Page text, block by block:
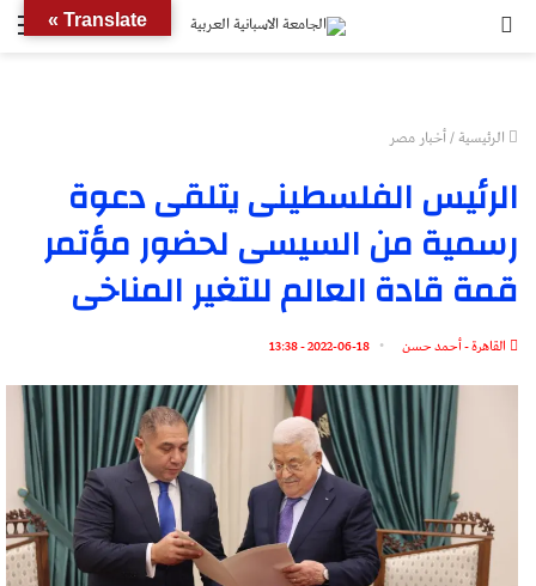
الرئيسية/أخبار مصر
الرئيس الفلسطينى يتلقى دعوة
رسمية من السيسى لحضور مؤتمر
قمة قادة العالم للتغير المناخى
القاهرة - أحمد حسن 2022-06-18 - 13:38
Translate »